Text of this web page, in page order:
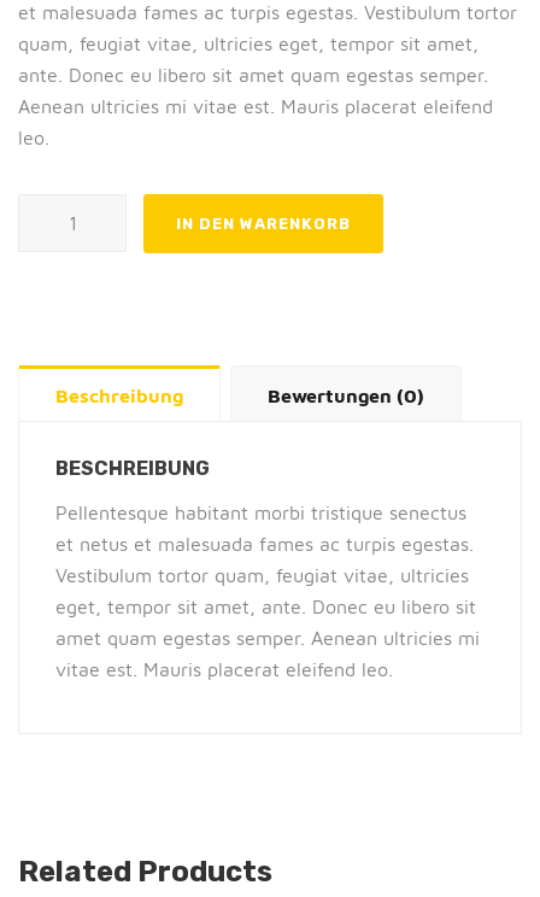
et malesuada fames ac turpis egestas. Vestibulum tortor
quam, feugiat vitae, ultricies eget, tempor sit amet,
ante. Donec eu libero sit amet quam egestas semper.
Aenean ultricies mi vitae est. Mauris placerat eleifend
leo.
IN DEN WARENKORB
Beschreibung Bewertungen (0)
BESCHREIBUNG
Pellentesque habitant morbi tristique senectus
et netus et malesuada fames ac turpis egestas.
Vestibulum tortor quam, feugiat vitae, ultricies
eget, tempor sit amet, ante. Donec eu libero sit
amet quam egestas semper. Aenean ultricies mi
vitae est. Mauris placerat eleifend leo.
Related Products